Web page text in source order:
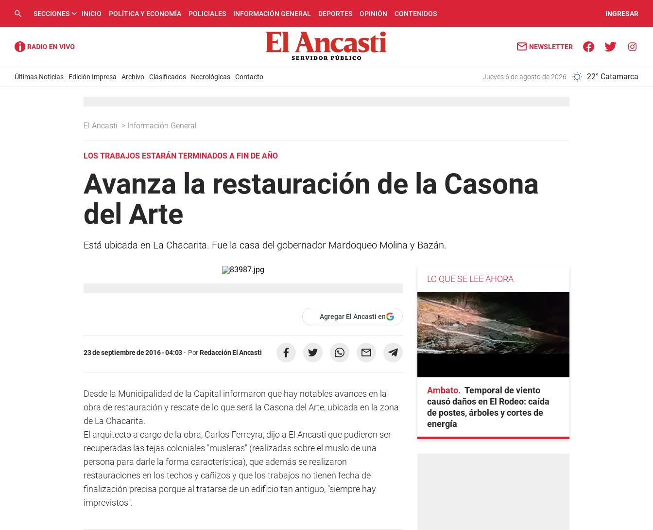
SECCIONES INICIO POLÍTICA Y ECONOMÍA POLICIALES INFORMACIÓN GENERAL DEPORTES OPINIÓN CONTENIDOS INGRESAR
NEWSLETTER
Últimas Noticias Edición Impresa Archivo Clasificados Necrológicas Contacto jueves 6 de agosto de 2026 22° Catamarca
El Ancasti > Información General
LOS TRABAJOS ESTARÁN TERMINADOS A FIN DE AÑO
Avanza la restauración de la Casona
del Arte
Está ubicada en La Chacarita. Fue la casa del gobernador Mardoqueo Molina y Bazán.
Agregar El Ancasti en
23 de septiembre de 2016 - 04:03 PorRedacción El Ancasti
Desde la Municipalidad de la Capital informaron que hay notables avances en la
obra de restauración y rescate de lo que será la Casona del Arte, ubicada en la zona
de La Chacarita.
El arquitecto a cargo de la obra, Carlos Ferreyra, dijo a El Ancasti que pudieron ser
recuperadas las tejas coloniales "musleras" (realizadas sobre el muslo de una
persona para darle la forma característica), que además se realizaron
restauraciones en los techos y cañizos y que los trabajos no tienen fecha de
finalización precisa porque al tratarse de un edificio tan antiguo, "siempre hay
imprevistos".
LO QUE SE LEE AHORA
Ambato
Temporal de viento
causó daños en El Rodeo: caída
de postes, árboles y cortes de
energía